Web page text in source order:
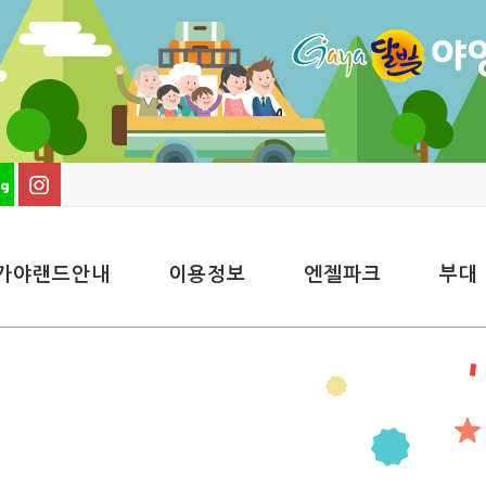
야랜드안내 이용정보 엔젤파크 부대